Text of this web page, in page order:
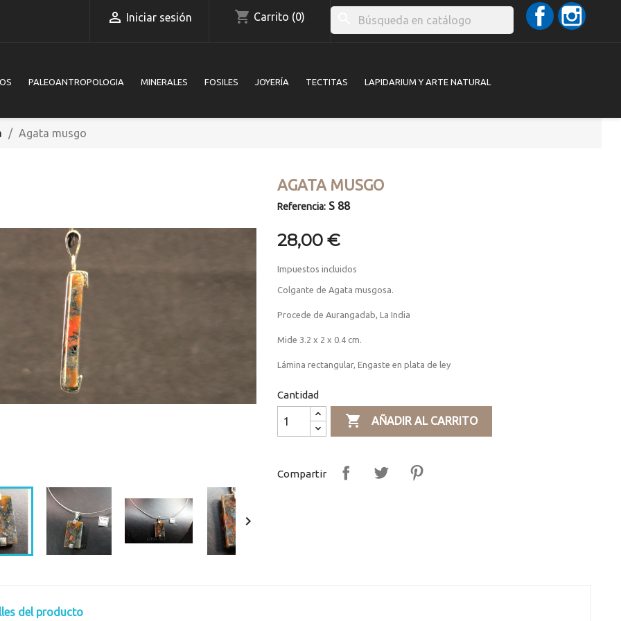
 Iniciar sesión shopping_cart Carrito (0)
Facebook
PALEOANTROPOLOGIA MINERALES FOSILES JOYERÍA TECTITAS LAPIDARIUM Y ARTE NATURAL
Agata musgo

AGATA MUSGO
Referencia: S 88
28,00 €
Impuestos incluidos
Colgante de Agata musgosa.
Procede de Aurangadab, La India
Mide 3.2 x 2 x 0.4 cm.
Lámina rectangular, Engaste en plata de ley
Cantidad
 AÑADIR AL CARRITO
Compartir
del producto